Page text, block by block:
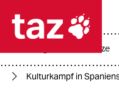
 taz
hitze
Kulturkampf in